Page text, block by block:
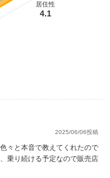
居住性
4.1
2025/06/06投稿
々と本音で教えてくれたので
乗り続ける予定なので販売店